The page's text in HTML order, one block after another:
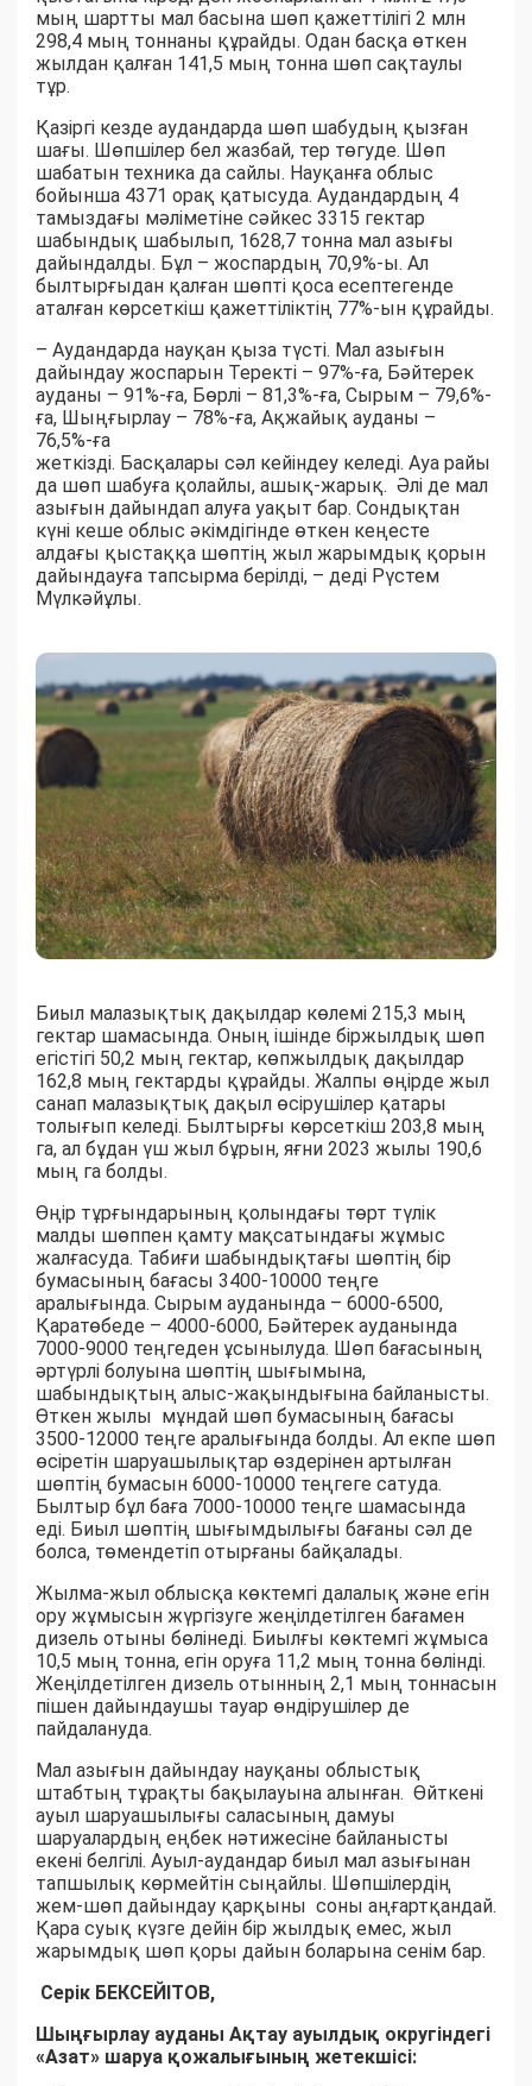
мың шартты мал басына шөп қажеттілігі 2 млн
298,4 мың тоннаны құрайды. Одан басқа өткен
жылдан қалған 141,5 мың тонна шөп сақтаулы
тұр.
Қазіргі кезде аудандарда шөп шабудың қызған
шағы. Шөпшілер бел жазбай, тер төгуде. Шөп
шабатын техника да сайлы. Науқанға облыс
бойынша 4371 орақ қатысуда. Аудандардың 4
тамыздағы мәліметіне сәйкес 3315 гектар
шабындық шабылып, 1628,7 тонна мал азығы
дайындалды. Бұл – жоспардың 70,9%-ы. Ал
былтырғыдан қалған шөпті қоса есептегенде
аталған көрсеткіш қажеттіліктің 77%-ын құрайды.
– Аудандарда науқан қыза түсті. Мал азығын
дайындау жоспарын Теректі – 97%-ға, Бәйтерек
ауданы – 91%-ға, Бөрлі – 81,3%-ға, Сырым – 79,6%-
ға, Шыңғырлау – 78%-ға, Ақжайық ауданы –
76,5%-ға
жеткізді. Басқалары сәл кейіндеу келеді. Ауа райы
да шөп шабуға қолайлы, ашық-жарық. Әлі де мал
азығын дайындап алуға уақыт бар. Сондықтан
күні кеше облыс әкімдігінде өткен кеңесте
алдағы қыстаққа шөптің жыл жарымдық қорын
дайындауға тапсырма берілді, – деді Рүстем
Мүлкәйұлы.
Биыл малазықтық дақылдар көлемі 215,3 мың
гектар шамасында. Оның ішінде біржылдық шөп
егістігі 50,2 мың гектар, көпжылдық дақылдар
162,8 мың гектарды құрайды. Жалпы өңірде жыл
санап малазықтық дақыл өсірушілер қатары
толығып келеді. Былтырғы көрсеткіш 203,8 мың
га, ал бұдан үш жыл бұрын, яғни 2023 жылы 190,6
мың га болды.
Өңір тұрғындарының қолындағы төрт түлік
малды шөппен қамту мақсатындағы жұмыс
жалғасуда. Табиғи шабындықтағы шөптің бір
бумасының бағасы 3400-10000 теңге
аралығында. Сырым ауданында – 6000-6500,
Қаратөбеде – 4000-6000, Бәйтерек ауданында
7000-9000 теңгеден ұсынылуда. Шөп бағасының
әртүрлі болуына шөптің шығымына,
шабындықтың алыс-жақындығына байланысты.
Өткен жылы мұндай шөп бумасының бағасы
3500-12000 теңге аралығында болды. Ал екпе шөп
өсіретін шаруашылықтар өздерінен артылған
шөптің бумасын 6000-10000 теңгеге сатуда.
Былтыр бұл баға 7000-10000 теңге шамасында
еді. Биыл шөптің шығымдылығы бағаны сәл де
болса, төмендетіп отырғаны байқалады.
Жылма-жыл облысқа көктемгі далалық және егін
ору жұмысын жүргізуге жеңілдетілген бағамен
дизель отыны бөлінеді. Биылғы көктемгі жұмыса
10,5 мың тонна, егін оруға 11,2 мың тонна бөлінді.
Жеңілдетілген дизель отынның 2,1 мың тоннасын
пішен дайындаушы тауар өндірушілер де
пайдалануда.
Мал азығын дайындау науқаны облыстық
штабтың тұрақты бақылауына алынған. Өйткені
ауыл шаруашылығы саласының дамуы
шаруалардың еңбек нәтижесіне байланысты
екені белгілі. Ауыл-аудандар биыл мал азығынан
тапшылық көрмейтін сыңайлы. Шөпшілердің
жем-шөп дайындау қарқыны соны аңғартқандай.
Қара суық күзге дейін бір жылдық емес, жыл
жарымдық шөп қоры дайын боларына сенім бар.
Серік БЕКСЕЙІТОВ,
Шыңғырлау ауданы Ақтау ауылдық округіндегі
«Азат» шаруа қожалығының жетекшісі: